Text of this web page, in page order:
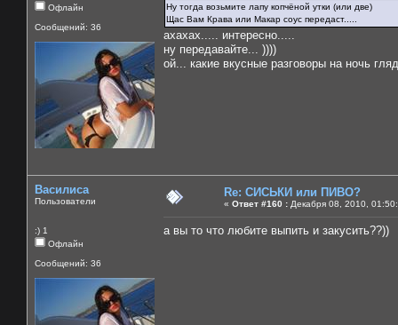
Офлайн
Сообщений: 36
Ну тогда возьмите лапу копчёной утки (или две)
Щас Вам Крава или Макар соус передаст.....
ахахах..... интересно.....
ну передавайте... ))))
ой... какие вкусные разговоры на ночь
Василиса
Пользователи
:) 1
Офлайн
Сообщений: 36
Re: СИСЬКИ или ПИВО?
« Ответ #160 : Декабря 08, 2010,
а вы то что любите выпить и закусить??))